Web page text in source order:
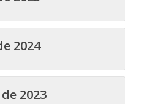
2024
2023